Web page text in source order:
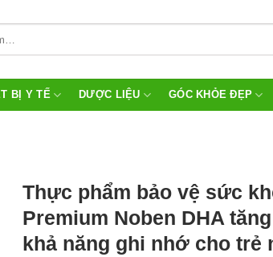
BỊ Y TẾ DƯỢC LIỆU GÓC KHỎE ĐẸP
Thực phẩm bảo vệ sức
Premium Noben DHA
khả năng ghi nhớ cho trẻ